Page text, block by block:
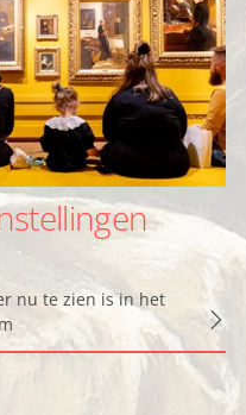
nu te zien is in het